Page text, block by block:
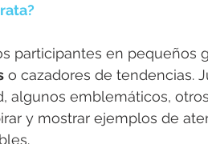
participantes en pequeños
o cazadores de tendencias.
algunos emblemáticos,
y mostrar ejemplos de